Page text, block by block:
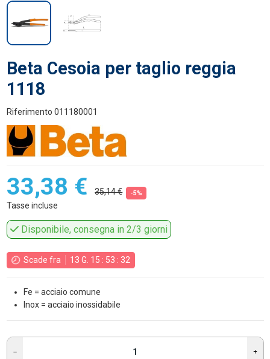
Beta Cesoia per taglio reggia
1118
Riferimento 011180001
33,38 € 35,14 € -5%
Tasse incluse
Disponibile, consegna in 2/3 giorni
Scade fra 13 G. 15 : 53 : 31
Fe = acciaio comune
Inox = acciaio inossidabile